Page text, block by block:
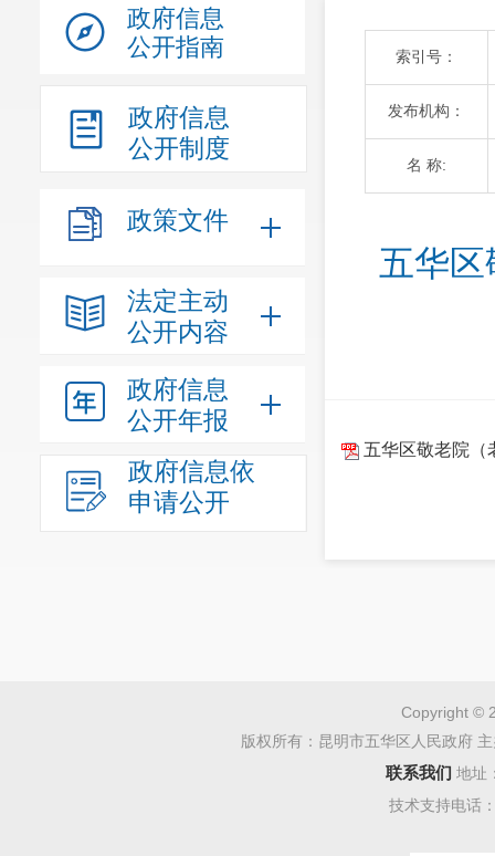
政府信息
公开指南
政府信息
公开制度
政策文件
法定主动
公开内容
政府信息
公开年报
政府信息依
申请公开
索引号：
发布机构：
名 称:
五华
五华区敬老院（
Copyright ©
版权所有：昆明市五华区人民政府
联系我们 地址
技术支持电话